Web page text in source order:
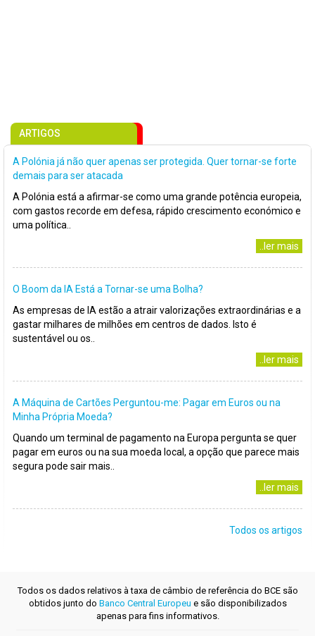
ARTIGOS
A Polónia já não quer apenas ser protegida. Quer tornar-se forte
demais para ser atacada
A Polónia está a afirmar-se como uma grande potência europeia,
com gastos recorde em defesa, rápido crescimento económico e
uma política..
..ler mais
O Boom da IA Está a Tornar-se uma Bolha?
As empresas de IA estão a atrair valorizações extraordinárias e a
gastar milhares de milhões em centros de dados. Isto é
sustentável ou os..
..ler mais
A Máquina de Cartões Perguntou-me: Pagar em Euros ou na
Minha Própria Moeda?
Quando um terminal de pagamento na Europa pergunta se quer
pagar em euros ou na sua moeda local, a opção que parece mais
segura pode sair mais..
..ler mais
Todos os artigos
Todos os dados relativos à taxa de câmbio de referência do BCE são
obtidos junto do Banco Central Europeu e são disponibilizados
apenas para fins informativos.